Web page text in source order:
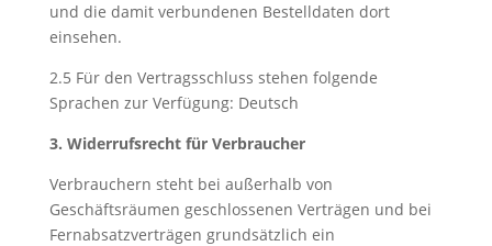
und die damit verbundenen Bestelldaten dort
einsehen.
2.5 Für den Vertragsschluss stehen folgende
Sprachen zur Verfügung: Deutsch
3. Widerrufsrecht für Verbraucher
Verbrauchern steht bei außerhalb von
Geschäftsräumen geschlossenen Verträgen und bei
Fernabsatzverträgen grundsätzlich ein